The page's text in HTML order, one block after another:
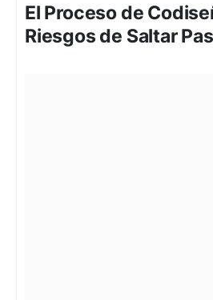
El Proceso de
Riesgos de Saltar